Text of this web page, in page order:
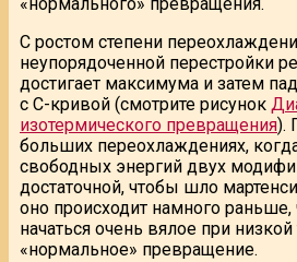
С ростом степени
неупорядоченной перестройки
достигает максимума и затем
с С-кривой (смотрите рисунок
изотермического превращения).
больших переохлаждениях,
свободных энергий двух
достаточной, чтобы шло
оно происходит намного раньше,
начаться очень вялое при
«нормальное» превращение.